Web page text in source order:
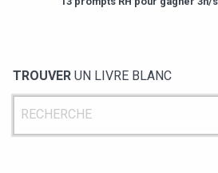
TROUVER UN LIVRE BLANC